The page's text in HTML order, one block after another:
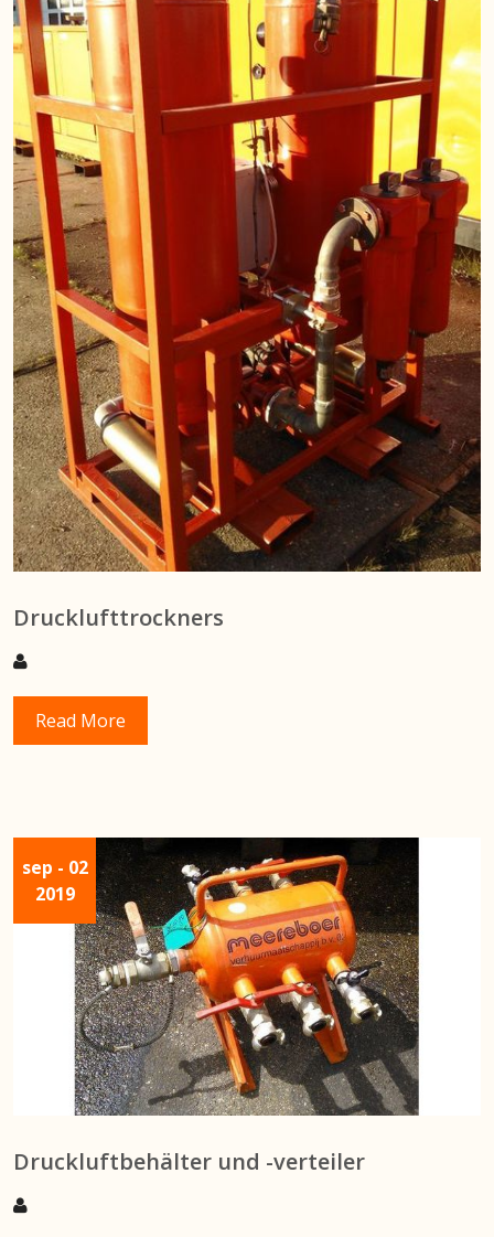
Drucklufttrockners
Read More
sep - 02
2019
Druckluftbehälter und -verteiler